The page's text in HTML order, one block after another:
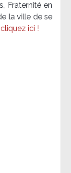
Fraternité en
la ville de se
ici !